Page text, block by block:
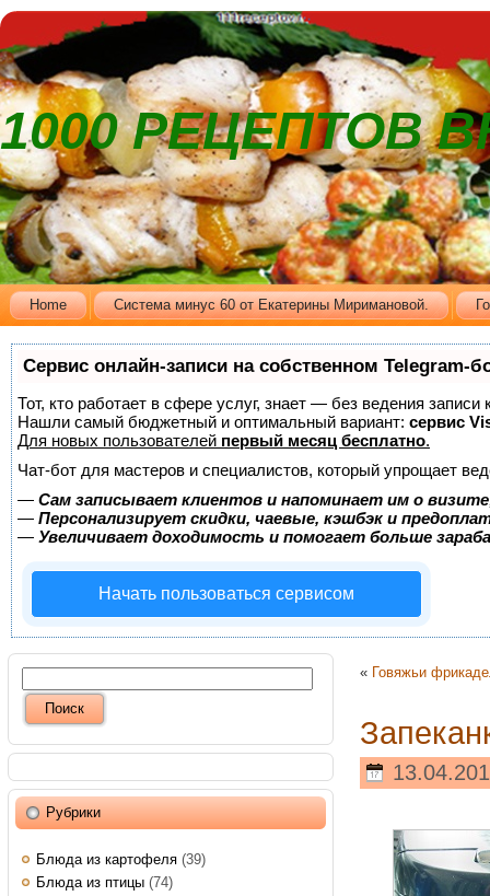
1000 РЕЦЕПТОВ
Home Cистема минус 60 от Екатерины Миримановой.
Сервис онлайн-записи на собственном Telegram-
Тот, кто работает в сфере услуг, знает — без ведения
Нашли самый бюджетный и оптимальный вариант: сервис
Для новых пользователей первый месяц бесплатно.
Чат-бот для мастеров и специалистов, который упрощает
— Сам записывает клиентов и напоминает им о
— Персонализирует скидки, чаевые, кэшбэк и
— Увеличивает доходимость и помогает больше
Начать пользоваться сервисом
Рубрики
Блюда из картофеля (39)
Блюда из птицы (74)
« Говяжьи